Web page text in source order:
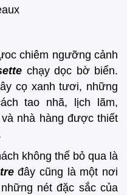
chiêm ngưỡng cảnh
chạy dọc bờ biển.
cọ xanh tươi, những
tao nhã, lịch lãm,
nhà hàng được thiết
không thể bỏ qua là
đây cũng là một nơi
nét đặc sắc của